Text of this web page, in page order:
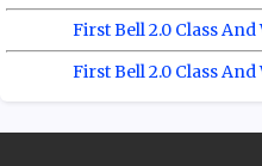
First Bell 2.0 Class
First Bell 2.0 Class